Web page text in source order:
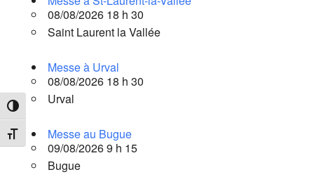
Passer en contraste élevé
Changer la taille de la police
08/08/2026 18 h 30
Saint Laurent la Vallée
Messe à Urval
08/08/2026 18 h 30
Urval
Messe au Bugue
09/08/2026 9 h 15
Bugue